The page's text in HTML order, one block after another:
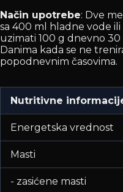
Način upotrebe: Dve
sa 400 ml hladne vode
uzimati 100 g dnevno
Danima kada se ne
popodnevnim časovima.
Nutritivne
Energetska vrednost
Masti
- zasićene masti